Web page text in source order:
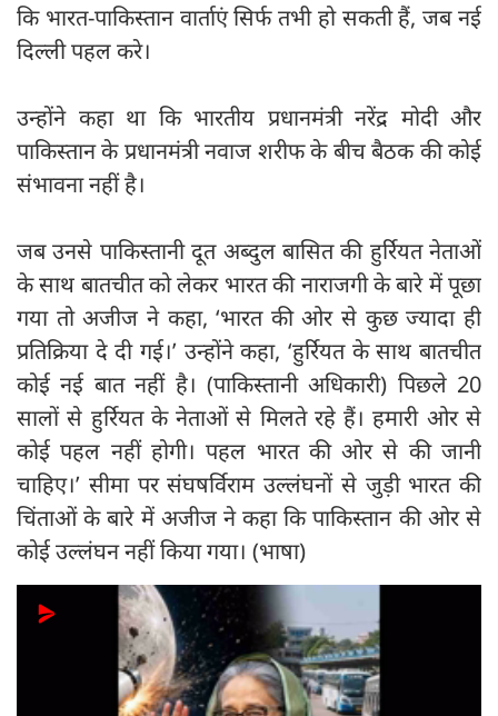
कि भारत-पाकिस्तान वार्ताएं सिर्फ तभी हो सकती हैं, जब नई
दिल्ली पहल करे।
उन्होंने कहा था कि भारतीय प्रधानमंत्री नरेंद्र मोदी और
पाकिस्तान के प्रधानमंत्री नवाज शरीफ के बीच बैठक की कोई
संभावना नहीं है।
जब उनसे पाकिस्तानी दूत अब्दुल बासित की हुर्रियत नेताओं
के साथ बातचीत को लेकर भारत की नाराजगी के बारे में पूछा
गया तो अजीज ने कहा, ‘भारत की ओर से कुछ ज्यादा ही
प्रतिक्रिया दे दी गई।’ उन्होंने कहा, ‘हुर्रियत के साथ बातचीत
कोई नई बात नहीं है। (पाकिस्तानी अधिकारी) पिछले 20
सालों से हुर्रियत के नेताओं से मिलते रहे हैं। हमारी ओर से
कोई पहल नहीं होगी। पहल भारत की ओर से की जानी
चाहिए।’ सीमा पर संघषर्विराम उल्लंघनों से जुड़ी भारत की
चिंताओं के बारे में अजीज ने कहा कि पाकिस्तान की ओर से
कोई उल्लंघन नहीं किया गया। (भाषा)